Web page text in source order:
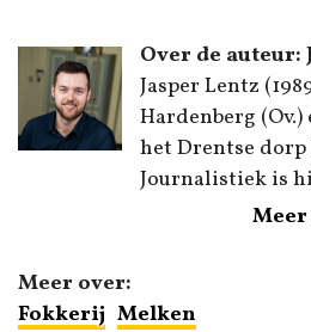
Over de auteur:
Jasper Lentz
Hardenberg
het Drentse dorp
Journalistiek is
Meer
Meer over:
Fokkerij Melken